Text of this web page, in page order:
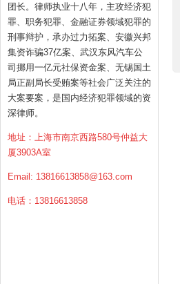
团长。律师执业十八年，主攻经济犯
罪、职务犯罪、金融证券领域犯罪的
刑事辩护，承办过力拓案、安徽兴邦
集资诈骗37亿案、武汉东风汽车公
司挪用一亿元社保资金案、无锡国土
局正副局长受贿案等社会广泛关注的
大案要案，是国内经济犯罪领域的资
深律师。
地址：上海市南京西路580号仲益大
厦3903A室
Email: 13816613858@163.com
电话：13816613858